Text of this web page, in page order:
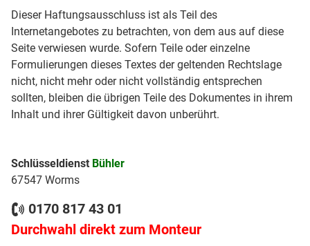
Dieser Haftungsausschluss ist als Teil des
Internetangebotes zu betrachten, von dem aus auf diese
Seite verwiesen wurde. Sofern Teile oder einzelne
Formulierungen dieses Textes der geltenden Rechtslage
nicht, nicht mehr oder nicht vollständig entsprechen
sollten, bleiben die übrigen Teile des Dokumentes in ihrem
Inhalt und ihrer Gültigkeit davon unberührt.
Schlüsseldienst Bühler
67547 Worms
0170 817 43 01
Durchwahl direkt zum Monteur